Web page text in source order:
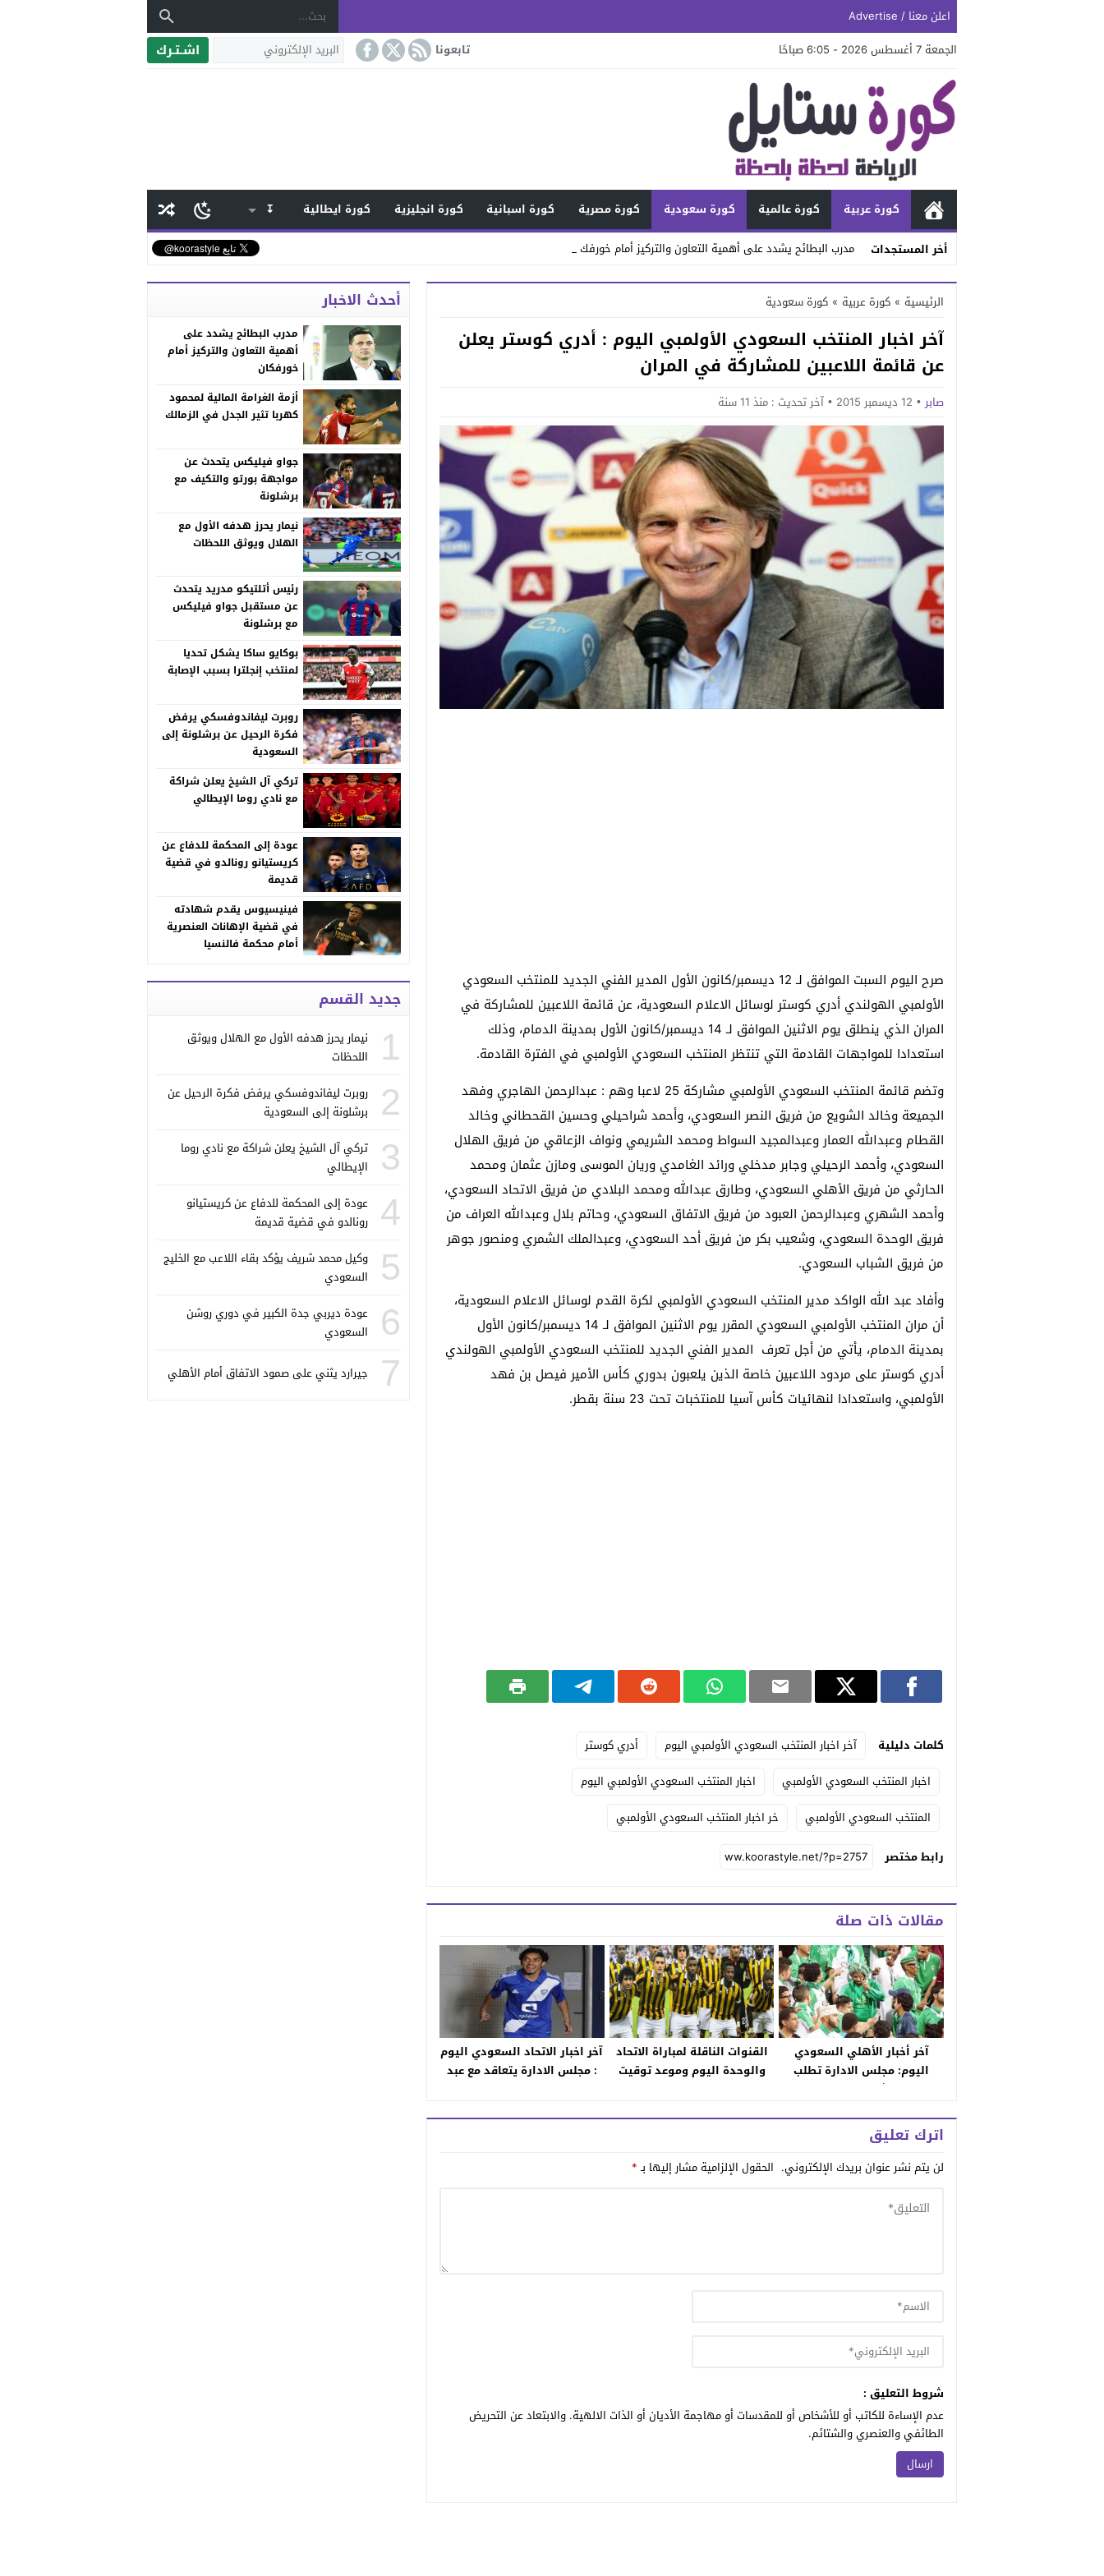
اعلن معنا / Advertise
الجمعة 7 أغسطس 2026 - 6:05 صباحًا
تابعونا اشـتـرك
كورة عربية كورة عالمية كورة سعودية كورة مصرية كورة اسبانية كورة انجليزية كورة ايطالية
↧
أخر المستجدات
مدرب البطائح يشدد على أهمية التعاون والتركيز أمام خورفكان
Stop
Previous
Next
الرئيسية » كورة عربية » كورة سعودية
آخر اخبار المنتخب السعودي الأولمبي اليوم : أدري كوستر يعلن
عن قائمة اللاعبين للمشاركة في المران
صابر 12 ديسمبر 2015 آخر تحديث : منذ 11 سنة
صرح اليوم السبت الموافق لـ 12 ديسمبر/كانون الأول المدير الفني الجديد للمنتخب السعودي
الأولمبي الهولندي أدري كوستر لوسائل الاعلام السعودية، عن قائمة اللاعبين للمشاركة في
المران الذي ينطلق يوم الاثنين الموافق لـ 14 ديسمبر/كانون الأول بمدينة الدمام، وذلك
استعدادا للمواجهات القادمة التي تنتظر المنتخب السعودي الأولمبي في الفترة القادمة.
وتضم قائمة المنتخب السعودي الأولمبي مشاركة 25 لاعبا وهم : عبدالرحمن الهاجري وفهد
الجميعة وخالد الشويع من فريق النصر السعودي، وأحمد شراحيلي وحسين القحطاني وخالد
القطام وعبدالله العمار وعبدالمجيد السواط ومحمد الشريمي ونواف الزعاقي من فريق الهلال
السعودي، وأحمد الرحيلي وجابر مدخلي ورائد الغامدي وريان الموسى ومازن عثمان ومحمد
الحارثي من فريق الأهلي السعودي، وطارق عبدالله ومحمد البلادي من فريق الاتحاد السعودي،
وأحمد الشهري وعبدالرحمن العبود من فريق الاتفاق السعودي، وحاتم بلال وعبدالله العراف من
فريق الوحدة السعودي، وشعيب بكر من فريق أحد السعودي، وعبدالملك الشمري ومنصور جوهر
من فريق الشباب السعودي.
وأفاد عبد الله الواكد مدير المنتخب السعودي الأولمبي لكرة القدم لوسائل الاعلام السعودية،
أن مران المنتخب الأولمبي السعودي المقرر يوم الاثنين الموافق لـ 14 ديسمبر/كانون الأول
بمدينة الدمام، يأتي من أجل تعرف المدير الفني الجديد للمنتخب السعودي الأولمبي الهولندي
أدري كوستر على مردود اللاعبين خاصة الذين يلعبون بدوري كأس الأمير فيصل بن فهد
الأولمبي، واستعدادا لنهائيات كأس آسيا للمنتخبات تحت 23 سنة بقطر.
كلمات دليلية آخر اخبار المنتخب السعودي الأولمبي اليوم
أدري كوستر
اخبار المنتخب السعودي الأولمبي
اخبار المنتخب السعودي الأولمبي اليوم
المنتخب السعودي الأولمبي
خر اخبار المنتخب السعودي الأولمبي
رابط مختصر
مقالات ذات صلة
آخر أخبار الأهلي السعودي
اليوم: مجلس الادارة تطلب
الحضور بكثافة في مباراة هجر
القنوات الناقلة لمباراة الاتحاد
والوحدة اليوم وموعد توقيت
آخر اخبار الاتحاد السعودي اليوم
: مجلس الادارة يتعاقد مع عبد
اترك تعليق
لن يتم نشر عنوان بريدك الإلكتروني. الحقول الإلزامية مشار إليها بـ*
شروط التعليق :
عدم الإساءة للكاتب أو للأشخاص أو للمقدسات أو مهاجمة الأديان أو الذات الالهية. والابتعاد عن التحريض
الطائفي والعنصري والشتائم.
أحدث الاخبار
مدرب البطائح يشدد على
أهمية التعاون والتركيز أمام
خورفكان
أزمة الغرامة المالية لمحمود
كهربا تثير الجدل في الزمالك
جواو فيليكس يتحدث عن
مواجهة بورتو والتكيف مع
برشلونة
نيمار يحرز هدفه الأول مع
الهلال ويوثق اللحظات
رئيس أتلتيكو مدريد يتحدث
عن مستقبل جواو فيليكس
مع برشلونة
بوكايو ساكا يشكل تحديا
لمنتخب إنجلترا بسبب الإصابة
روبرت ليفاندوفسكي يرفض
فكرة الرحيل عن برشلونة إلى
السعودية
تركي آل الشيخ يعلن شراكة
مع نادي روما الإيطالي
عودة إلى المحكمة للدفاع عن
كريستيانو رونالدو في قضية
قديمة
فينيسيوس يقدم شهادته
في قضية الإهانات العنصرية
أمام محكمة فالنسيا
جديد القسم
1
نيمار يحرز هدفه الأول مع الهلال ويوثق
اللحظات
2
روبرت ليفاندوفسكي يرفض فكرة الرحيل عن
برشلونة إلى السعودية
3
تركي آل الشيخ يعلن شراكة مع نادي روما
الإيطالي
4
عودة إلى المحكمة للدفاع عن كريستيانو
رونالدو في قضية قديمة
5
وكيل محمد شريف يؤكد بقاء اللاعب مع الخليج
السعودي
6
عودة ديربي جدة الكبير في دوري روشن
السعودي
7 جيرارد يثني على صمود الاتفاق أمام الأهلي